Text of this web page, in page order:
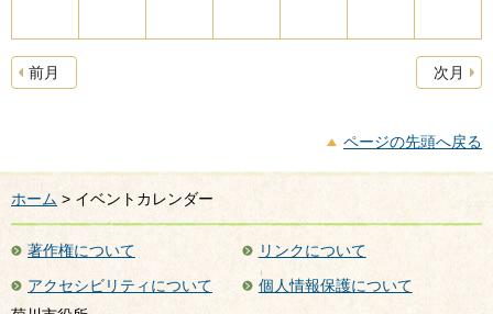
前月 次月
ページの先頭へ戻る
ホーム > イベントカレンダー
著作権について
リンクについて
アクセシビリティについて
個人情報保護について